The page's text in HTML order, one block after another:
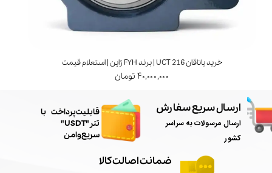
خرید یاتاقان UCT 216 | برند FYH ژاپن | استعلام قیمت
۴۰,۰۰۰,۰۰۰ تومان
ارسال سریع سفارش
ارسال مرسولات به سراسر
کشور
ضمانت اصالت کالا
​قابلیت پرداخت با
تتر"USDT"
سریع و امن